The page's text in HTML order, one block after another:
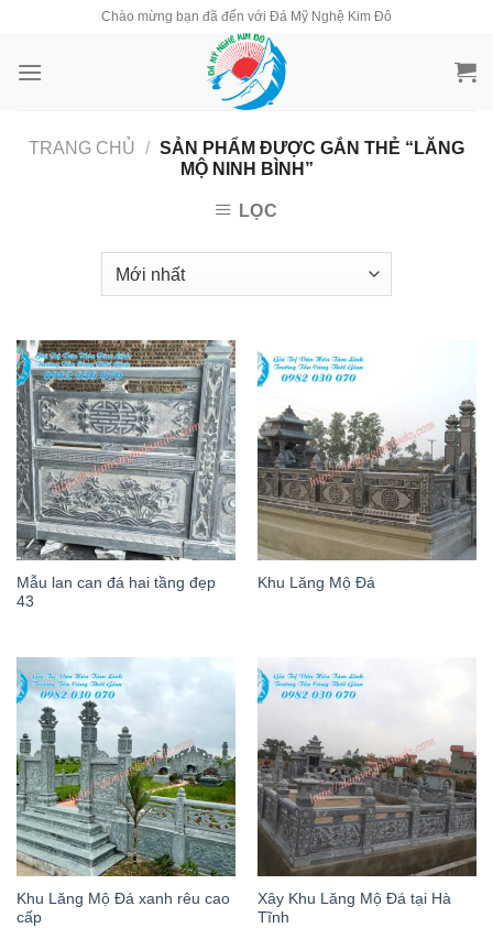
content
Chào mừng bạn đã đến với Đá Mỹ Nghệ Kim Đô
TRANG CHỦ / SẢN PHẨM ĐƯỢC GẮN THẺ “LĂNG
MỘ NINH BÌNH”
LỌC
Mẫu lan can đá hai tầng đẹp
43
Khu Lăng Mộ Đá
Khu Lăng Mộ Đá xanh rêu cao
cấp
Xây Khu Lăng Mộ Đá tại Hà
Tĩnh